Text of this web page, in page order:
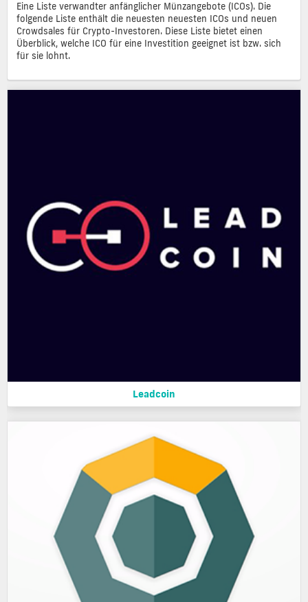
Eine Liste verwandter anfänglicher Münzangebote (ICOs). Die
folgende Liste enthält die neuesten neuesten ICOs und neuen
Crowdsales für Crypto-Investoren. Diese Liste bietet einen
Überblick, welche ICO für eine Investition geeignet ist bzw. sich
für sie lohnt.
Leadcoin